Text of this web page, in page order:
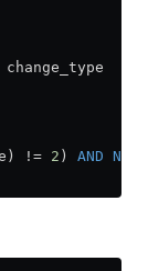
change_type
!= 2 ) AND NOT